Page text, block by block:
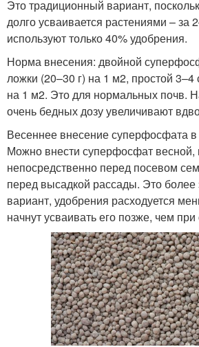
Это традиционный вариант,
долго усваивается растениями – за
используют только 40% удобрения.
Норма внесения: двойной
ложки (20–30 г) на 1 м2, простой 3–4
на 1 м2. Это для нормальных почв.
очень бедных дозу увеличивают
Весеннее внесение суперфосфата в
Можно внести суперфосфат весной,
непосредственно перед посевом
перед высадкой рассады. Это
вариант, удобрения расходуется
начнут усваивать его позже, чем